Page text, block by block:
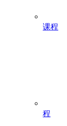
课程
程